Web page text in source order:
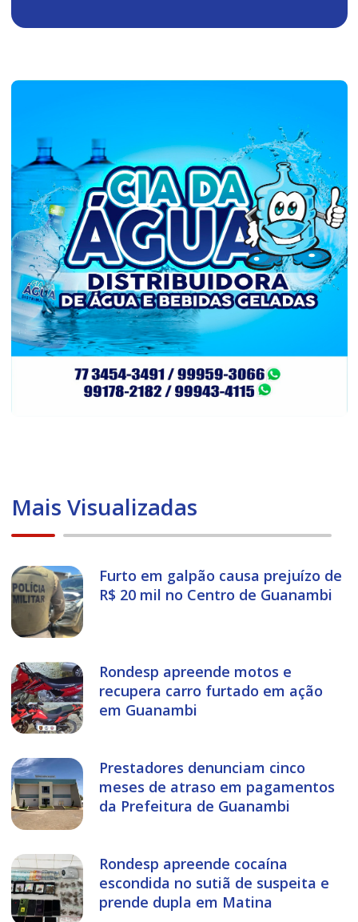
Mais Visualizadas
Furto em galpão causa prejuízo de
R$ 20 mil no Centro de Guanambi
Rondesp apreende motos e
recupera carro furtado em ação
em Guanambi
Prestadores denunciam cinco
meses de atraso em pagamentos
da Prefeitura de Guanambi
Rondesp apreende cocaína
escondida no sutiã de suspeita e
prende dupla em Matina